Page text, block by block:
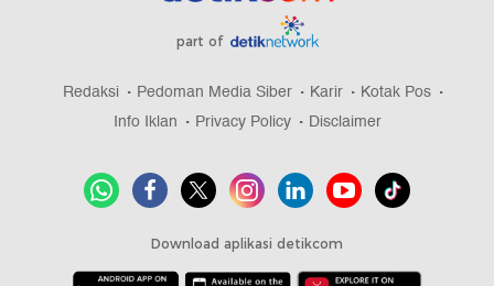
part of
Redaksi Pedoman Media Siber Karir
Kotak Pos
Info Iklan
Privacy Policy Disclaimer
Download aplikasi detikcom